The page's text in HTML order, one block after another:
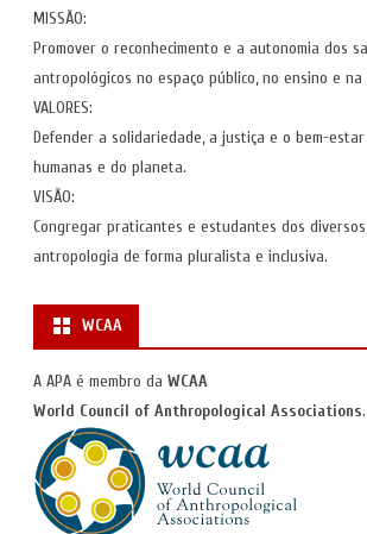
MISSÃO:
Promover o reconhecimento e a autonomia dos
antropológicos no espaço público, no ensino e na
VALORES:
Defender a solidariedade, a justiça e o bem-
humanas e do planeta.
VISÃO:
Congregar praticantes e estudantes dos
antropologia de forma pluralista e inclusiva.
WCAA
A APA é membro da WCAA
World Council of Anthropological Associations.